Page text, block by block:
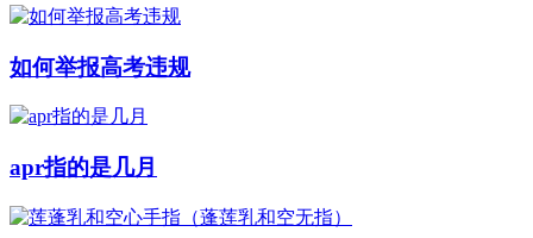
如何举报高考违规
apr指的是几月